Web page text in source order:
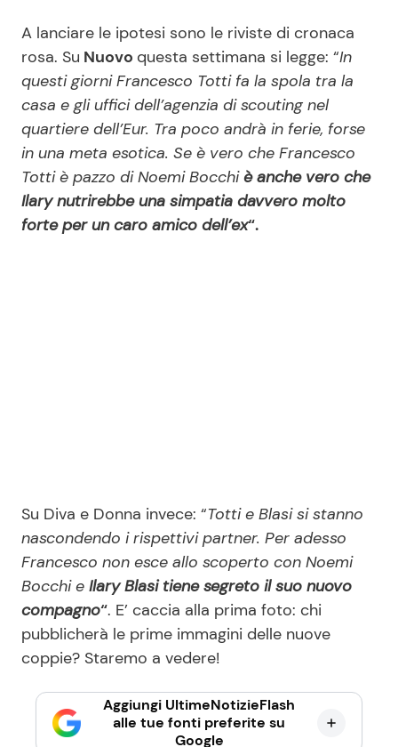
A lanciare le ipotesi sono le riviste di cronaca
rosa. Su Nuovo questa settimana si legge: “In
questi giorni Francesco Totti fa la spola tra la
casa e gli uffici dell’agenzia di scouting nel
quartiere dell’Eur. Tra poco andrà in ferie, forse
in una meta esotica. Se è vero che Francesco
Totti è pazzo di Noemi Bocchiè anche vero che
Ilary nutrirebbe una simpatia davvero molto
forte per un caro amico dell’ex“.
Su Diva e Donna invece: “Totti e Blasi si stanno
nascondendo i rispettivi partner. Per adesso
Francesco non esce allo scoperto con Noemi
Bocchi e Ilary Blasi tiene segreto il suo nuovo
compagno“. E’ caccia alla prima foto: chi
pubblicherà le prime immagini delle nuove
coppie? Staremo a vedere!
Aggiungi UltimeNotizieFlash
alle tue fonti preferite su
Google